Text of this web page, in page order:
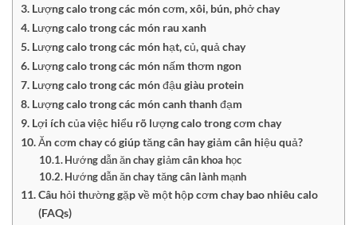
Lượng calo trong các món cơm, xôi, bún, phở chay
Lượng calo trong các món rau xanh
Lượng calo trong các món hạt, củ, quả chay
Lượng calo trong các món nấm thơm ngon
Lượng calo trong các món đậu giàu protein
Lượng calo trong các món canh thanh đạm
Lợi ích của việc hiểu rõ lượng calo trong cơm chay
Ăn cơm chay có giúp tăng cân hay giảm cân hiệu quả?
Hướng dẫn ăn chay giảm cân khoa học
Hướng dẫn ăn chay tăng cân lành mạnh
Câu hỏi thường gặp về một hộp cơm chay bao nhiêu calo
(FAQs)